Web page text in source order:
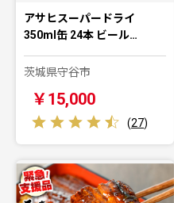
アサヒスーパードライ
350ml缶 24本 ビール…
茨城県守谷市
￥15,000
(27)